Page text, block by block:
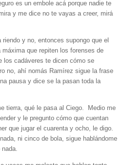
es un embole acá porque nadie te
y me dice no te vayas a creer, mirá
y no, entonces supongo que el
que repiten los forenses de
los cadáveres te dicen cómo se
no, ahí nomás Ramírez sigue la frase
pausa y dice se la pasan toda la
tierra, qué le pasa al Ciego. Medio me
y le pregunto cómo que cuentan
que jugar el cuarenta y ocho, le digo.
ni cinco de bola, sigue hablándome